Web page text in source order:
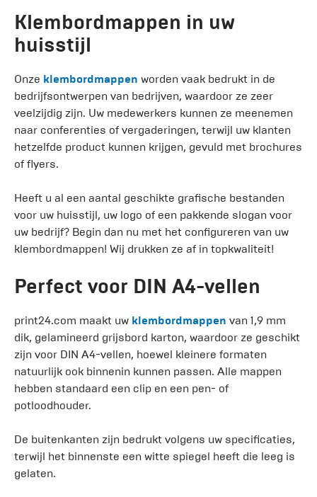
Klembordmappen in uw
huisstijl
Onze klembordmappen worden vaak bedrukt in de
bedrijfsontwerpen van bedrijven, waardoor ze zeer
veelzijdig zijn. Uw medewerkers kunnen ze meenemen
naar conferenties of vergaderingen, terwijl uw klanten
hetzelfde product kunnen krijgen, gevuld met brochures
of flyers.
Heeft u al een aantal geschikte grafische bestanden
voor uw huisstijl, uw logo of een pakkende slogan voor
uw bedrijf? Begin dan nu met het configureren van uw
klembordmappen! Wij drukken ze af in topkwaliteit!
Perfect voor DIN A4-vellen
print24.com maakt uw klembordmappen van 1,9 mm
dik, gelamineerd grijsbord karton, waardoor ze geschikt
zijn voor DIN A4-vellen, hoewel kleinere formaten
natuurlijk ook binnenin kunnen passen. Alle mappen
hebben standaard een clip en een pen- of
potloodhouder.
De buitenkanten zijn bedrukt volgens uw specificaties,
terwijl het binnenste een witte spiegel heeft die leeg is
gelaten.